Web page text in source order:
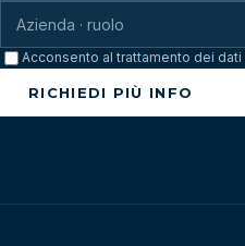
Acconsento al trattamento dei dati
RICHIEDI PIÙ INFO